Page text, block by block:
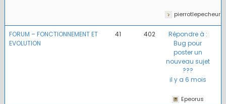
pierrotlepecheur
FORUM – FONCTIONNEMENT ET
EVOLUTION
41 402
Répondre à :
Bug pour
poster un
nouveau sujet
???
il y a 6 mois
Epeorus